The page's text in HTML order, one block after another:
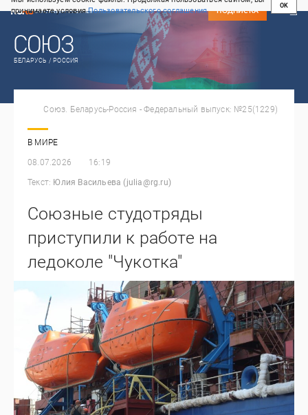
принимаете условияПользовательского соглашения
OK
СВЕЖИЙ НОМЕР
ПОДПИСКА
БЕЛАРУСЬ / РОССИЯ
В МИРЕ
08.07.2026 16:19
Текст: Юлия Васильева (julia@rg.ru)
Союз. Беларусь-Россия - Федеральный выпуск: №25(1229)
Союзные студотряды
приступили к работе на
ледоколе "Чукотка"